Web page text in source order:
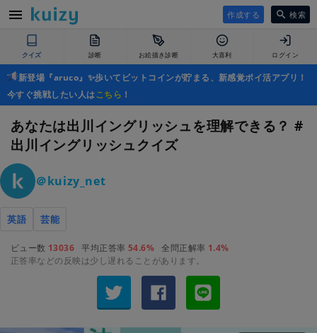
作成する 検索
クイズ 診断 お絵描き診断 大喜利 ログイン
新登場『aruco』✨歩いてビットコインが貯まる、新感覚ポイ活アプリ！
今すぐ挑戦したい人はこちら ！
あなたは出川イングリッシュを理解できる？ #
出川イングリッシュクイズ
＠kuizy_net
英語 芸能
ビュー数 13036 平均正答率 54.6% 全問正解率 1.4%
正答率などの反映は少し遅れることがあります。